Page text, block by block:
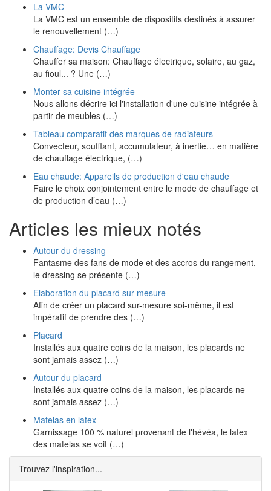
La VMC
La VMC est un ensemble de dispositifs destinés à assurer
le renouvellement (…)
Chauffage: Devis Chauffage
Chauffer sa maison: Chauffage électrique, solaire, au gaz,
au fioul... ? Une (…)
Monter sa cuisine intégrée
Nous allons décrire ici l'installation d'une cuisine intégrée à
partir de meubles (…)
Tableau comparatif des marques de radiateurs
Convecteur, soufflant, accumulateur, à inertie… en matière
de chauffage électrique, (…)
Eau chaude: Appareils de production d'eau chaude
Faire le choix conjointement entre le mode de chauffage et
de production d’eau (…)
Articles les mieux notés
Autour du dressing
Fantasme des fans de mode et des accros du rangement,
le dressing se présente (…)
Elaboration du placard sur mesure
Afin de créer un placard sur-mesure soi-même, il est
impératif de prendre des (…)
Placard
Installés aux quatre coins de la maison, les placards ne
sont jamais assez (…)
Autour du placard
Installés aux quatre coins de la maison, les placards ne
sont jamais assez (…)
Matelas en latex
Garnissage 100 % naturel provenant de l'hévéa, le latex
des matelas se voit (…)
Trouvez l'inspiration...